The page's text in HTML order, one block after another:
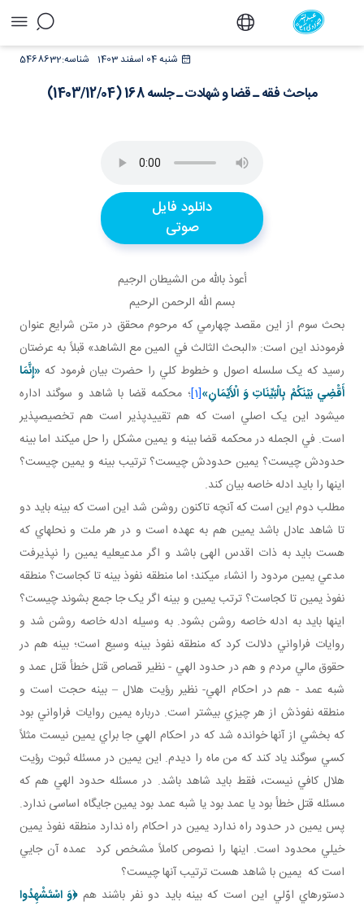
مباحث فقه ـ قضا و شهادت ـ جلسه 168 شنبه 04 اسفند 1403 5468632شناسه:
مباحث فقه ـ قضا و شهادت ـ جلسه 168 (1403/12/04)
دانلود فایل
صوتی
أعوذ بالله من الشيطان الرجيم
بسم الله الرحمن الرحيم
بحث سوم از اين مقصد چهارمي که مرحوم محقق در متن شرايع عنوان
فرمودند اين است: «البحث الثالث في المين مع الشاهد» قبلاً به عرضتان
رسيد که يک سلسله اصول و خطوط کلي را حضرت بيان فرمود که «إِنَّمَا
أَقْضِي‏ بَيْنَكُمْ بِالْبَيِّنَاتِ وَ الْأَيْمَانِ»[1] ؛ محکمه قضا با شاهد و سوگند اداره
مي شود اين يک اصلي است که هم تقييدپذير است هم تخصيص پذير
است. في الجمله در محکمه قضا بينه و يمين مشکل را حل مي کند اما بينه
حدودش چيست؟ يمين حدودش چيست؟ ترتيب بينه و يمين چيست؟
اينها را بايد ادله خاصه بيان کند.
مطلب دوم اين است که آنچه تاکنون روشن شد اين است که بينه بايد دو
تا شاهد عادل باشد يمين هم به عهده است و در هر ملت و نحله­اي که
هست بايد به ذات اقدس الهی باشد و اگر مدعي عليه يمين را نپذيرفت
مدعي يمين مردود را انشاء مي کند؛ اما منطقه نفوذ بينه تا کجاست؟ منطقه
نفوذ يمين تا کجاست؟ ترتب يمين و بينه اگر يک جا جمع بشوند چيست؟
اينها بايد به ادله خاصه روشن بشود. به وسيله ادله خاصه روشن شد و
روايات فراواني دلالت کرد که منطقه نفوذ بينه وسيع است؛ بينه هم در
حقوق مالي مردم و هم در حدود الهي - نظير قصاص قتل خطأ قتل عمد و
شبه عمد - هم در احکام الهي- نظير رؤيت هلال – بينه حجت است و
منطقه نفوذش از هر چيزي بيشتر است. درباره يمين روايات فراواني بود
که بخشي از آنها خوانده شد که در احکام الهي جا براي يمين نيست مثلاً
کسي سوگند ياد کند که من ماه را ديدم. اين يمين در مسئله ثبوت رؤيت
هلال کافي نيست، فقط بايد شاهد باشد. در مسئله حدود الهي هم که
مسئله قتل خطأ بود يا عمد بود يا شبه عمد بود يمين جايگاه اساسی ندارد.
پس يمين در حدود راه ندارد يمين در احکام راه ندارد منطقه نفوذ يمين
خيلي محدود است. اينها را نصوص کاملاً مشخص کرد عمده آن جايي
است که يمين با شاهد هست ترتيب آنها چيست؟
دستورهاي اوّلي اين است که بينه بايد دو نفر باشند هم﴿وَ اسْتَشْهِدُوا